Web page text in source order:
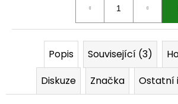
Popis Související (3)
Diskuze
Značka Ostatní
e